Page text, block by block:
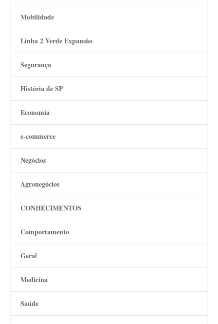
Mobilidade
Linha 2 Verde Expansão
Segurança
História de SP
Economia
e-commerce
Negócios
Agronegócios
CONHECIMENTOS
Comportamento
Geral
Medicina
Saúde